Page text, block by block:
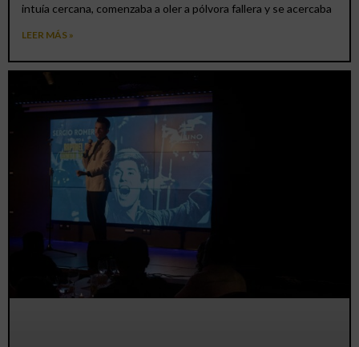
intuía cercana, comenzaba a oler a pólvora fallera y se acercaba
LEER MÁS »